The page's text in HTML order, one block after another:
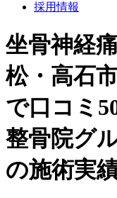
採用情報
坐骨神経
松・高石
で口コミ
整骨院グ
の施術実